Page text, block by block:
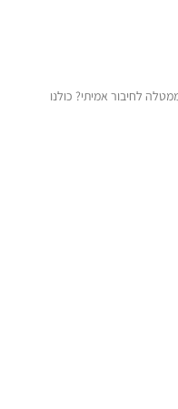
לחיבור אמיתי? כולנו